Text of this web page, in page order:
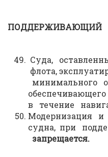
ПОДДЕРЖИВАЮЩИЙ
Суда,
флота,
минимального
обеспечивающего
в течение
Модернизация и
судна, при
запрещается.